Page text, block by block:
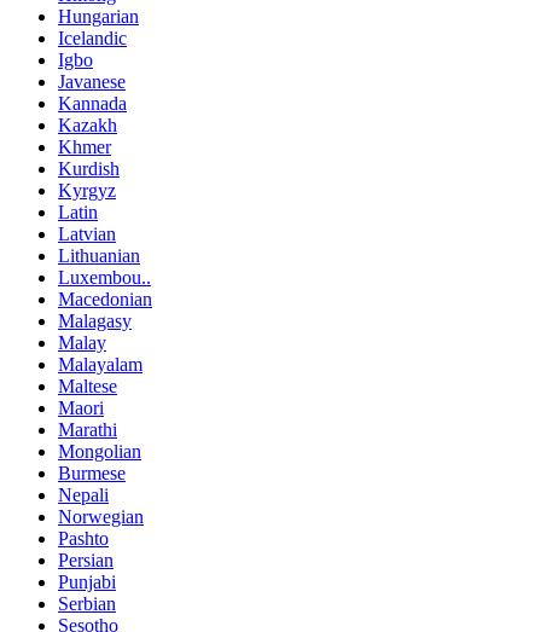
Hungarian
Icelandic
Igbo
Javanese
Kannada
Kazakh
Khmer
Kurdish
Kyrgyz
Latin
Latvian
Lithuanian
Luxembou..
Macedonian
Malagasy
Malay
Malayalam
Maltese
Maori
Marathi
Mongolian
Burmese
Nepali
Norwegian
Pashto
Persian
Punjabi
Serbian
Sesotho